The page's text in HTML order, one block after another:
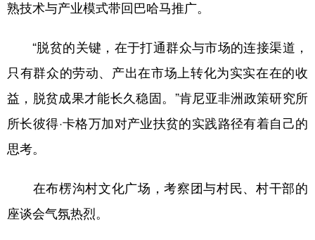
熟技术与产业模式带回巴哈马推广。
“脱贫的关键，在于打通群众与市场的连接渠道，
只有群众的劳动、产出在市场上转化为实实在在的收
益，脱贫成果才能长久稳固。”肯尼亚非洲政策研究所
所长彼得·卡格万加对产业扶贫的实践路径有着自己的
思考。
在布楞沟村文化广场，考察团与村民、村干部的
座谈会气氛热烈。